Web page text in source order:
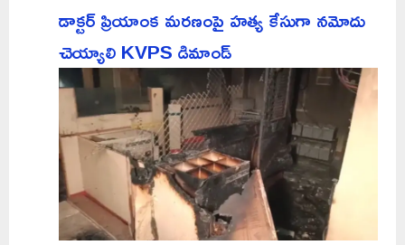
డాక్టర్ ప్రియాంక మరణంపై హత్య కేసుగా నమోదు
చెయ్యాలి KVPS డిమాండ్